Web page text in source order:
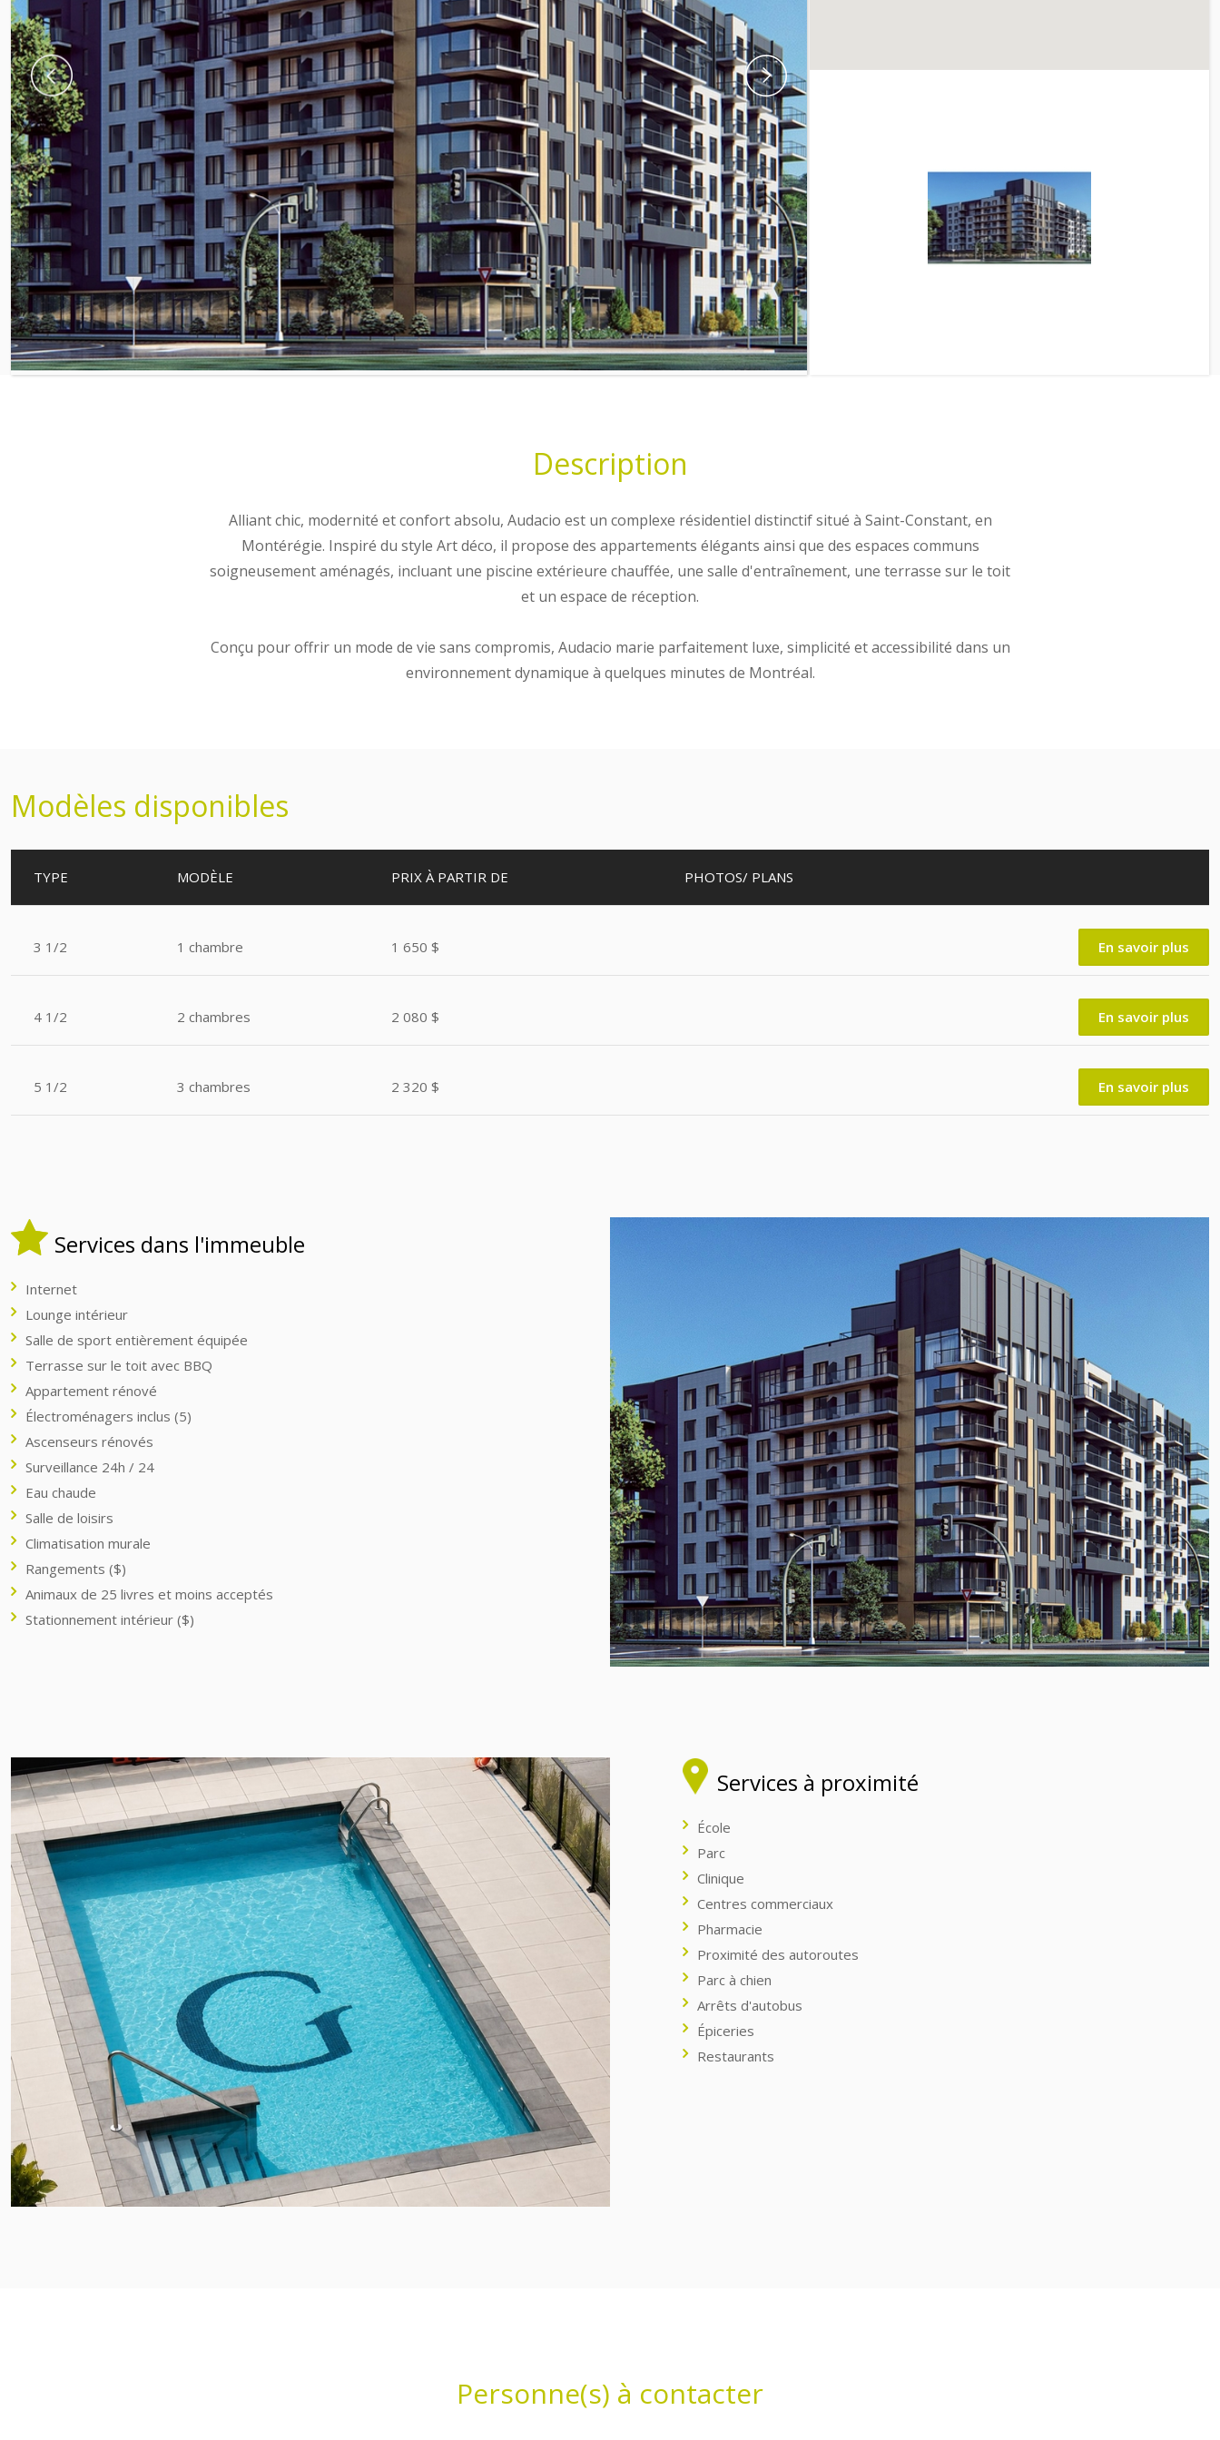
Description
Alliant chic, modernité et confort absolu, Audacio est un complexe résidentiel distinctif situé à Saint-Constant, en
Montérégie. Inspiré du style Art déco, il propose des appartements élégants ainsi que des espaces communs
soigneusement aménagés, incluant une piscine extérieure chauffée, une salle d'entraînement, une terrasse sur le toit
et un espace de réception.
Conçu pour offrir un mode de vie sans compromis, Audacio marie parfaitement luxe, simplicité et accessibilité dans un
environnement dynamique à quelques minutes de Montréal.
Modèles disponibles
TYPE MODÈLE PRIX À PARTIR DE PHOTOS/ PLANS
3 1/2 1 chambre 1 650 $ En savoir plus
4 1/2 2 chambres 2 080 $ En savoir plus
5 1/2 3 chambres 2 320 $ En savoir plus
Services dans l'immeuble
Internet
Lounge intérieur
Salle de sport entièrement équipée
Terrasse sur le toit avec BBQ
Appartement rénové
Électroménagers inclus (5)
Ascenseurs rénovés
Surveillance 24h / 24
Eau chaude
Salle de loisirs
Climatisation murale
Rangements ($)
Animaux de 25 livres et moins acceptés
Stationnement intérieur ($)
Services à proximité
École
Parc
Clinique
Centres commerciaux
Pharmacie
Proximité des autoroutes
Parc à chien
Arrêts d'autobus
Épiceries
Restaurants
Personne(s) à contacter